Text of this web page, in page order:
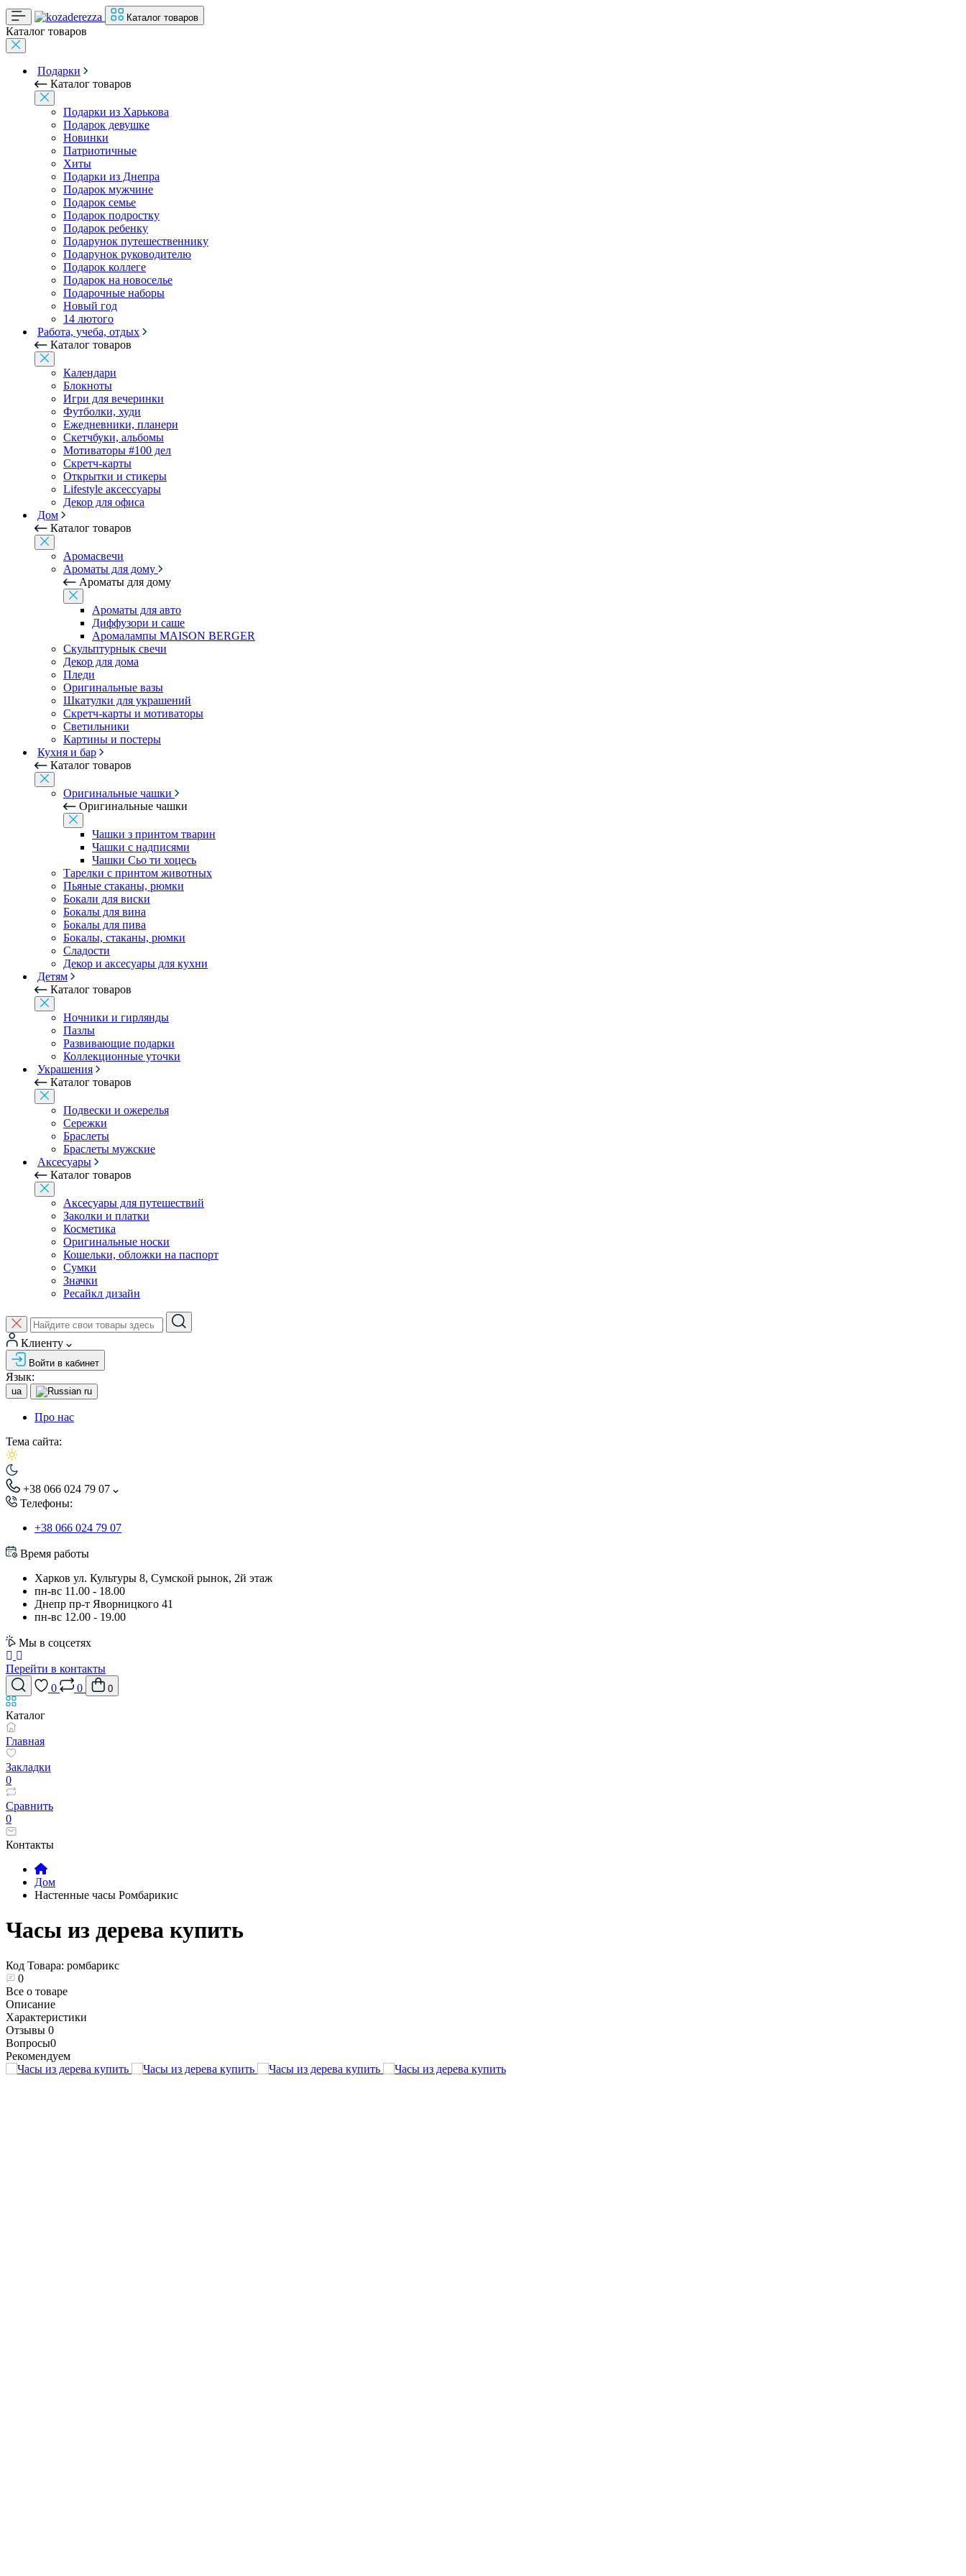
Каталог товаров
Каталог товаров
Подарки
Каталог товаров
Подарки из Харькова
Подарок девушке
Новинки
Патриотичные
Хиты
Подарки из Днепра
Подарок мужчине
Подарок семье
Подарок подростку
Подарок ребенку
Подарунок путешественнику
Подарунок руководителю
Подарок коллеге
Подарок на новоселье
Подарочные наборы
Новый год
14 лютого
Работа, учеба, отдых
Каталог товаров
Календари
Блокноты
Игри для вечеринки
Футболки, худи
Ежедневники, планери
Скетчбуки, альбомы
Мотиваторы #100 дел
Скретч-карты
Открытки и стикеры
Lifestyle аксессуары
Декор для офиса
Дом
Каталог товаров
Аромасвечи
Ароматы для дому
Ароматы для дому
Ароматы для авто
Диффузори и саше
Аромалампы MAISON BERGER
Скульптурнык свечи
Декор для дома
Пледи
Оригинальные вазы
Шкатулки для украшений
Скретч-карты и мотиваторы
Светильники
Картины и постеры
Кухня и бар
Каталог товаров
Оригинальные чашки
Оригинальные чашки
Чашки з принтом тварин
Чашки с надписями
Чашки Сьо ти хоцесь
Тарелки с принтом животных
Пьяные стаканы, рюмки
Бокали для виски
Бокалы для вина
Бокалы для пива
Бокалы, стаканы, рюмки
Сладости
Декор и аксесуары для кухни
Детям
Каталог товаров
Ночники и гирлянды
Пазлы
Развивающие подарки
Коллекционные уточки
Украшения
Каталог товаров
Подвески и ожерелья
Сережки
Браслеты
Браслеты мужские
Аксесуары
Каталог товаров
Аксесуары для путешествий
Заколки и платки
Косметика
Оригинальные носки
Кошельки, обложки на паспорт
Сумки
Значки
Ресайкл дизайн
Клиенту
Войти в кабинет
Язык:
ua ru
Про нас
Тема сайта:
+38 066 024 79 07
Телефоны:
+38 066 024 79 07
Время работы
Харков ул. Культуры 8, Сумской рынок, 2й этаж
пн-вс 11.00 - 18.00
Днепр пр-т Яворницкого 41
пн-вс 12.00 - 19.00
Мы в соцсетях
Перейти в контакты
0
0 0
Каталог
Главная
Закладки
0
Сравнить
0
Контакты
Дом
Настенные часы Ромбарикис
Часы из дерева купить
Код Товара: ромбарикс
0
Все о товаре
Описание
Характеристики
Отзывы 0
Вопросы0
Рекомендуем